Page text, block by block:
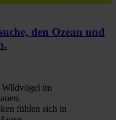
den Ozean und
Wildvögel im
fühlen sich in